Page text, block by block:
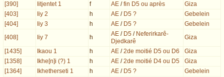
[390]
Iitjentet 1 f AE /fin D5 ou après
Giza
[403]
Iiy 2 h AE / D5 ?
Gebelein
[404]
Iiy 3 h AE / D5 ?
Gebelein
[408]
Iiy 7 h AE / D5 / Neferirkarê-
Djedkarê
Giza
[1435]
Ikaou 1 h AE /2de moitié D5 ou D6
Giza
[1358]
Ikhe[n]i (?) 1 h AE /2de moitié D4 ou D5
Giza
[1364]
Ikhetherseti 1 h AE / D5 ?
Gebelein